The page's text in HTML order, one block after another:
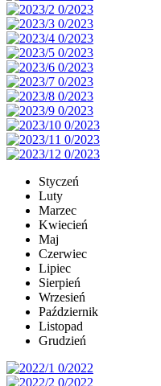
Styczeń
Luty
Marzec
Kwiecień
Maj
Czerwiec
Lipiec
Sierpień
Wrzesień
Październik
Listopad
Grudzień